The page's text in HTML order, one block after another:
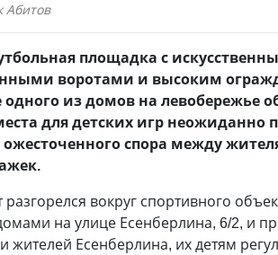
Абитов
площадка с
воротами и высоким
одного из домов на левобережье
для детских игр неожиданно
спора между
разгорелся вокруг спортивного
на улице Есенберлина, 6/2, и
жителей Есенберлина, их детям